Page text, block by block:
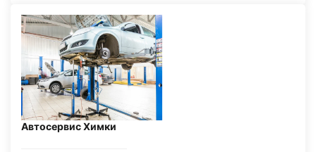
Автосервис Химки